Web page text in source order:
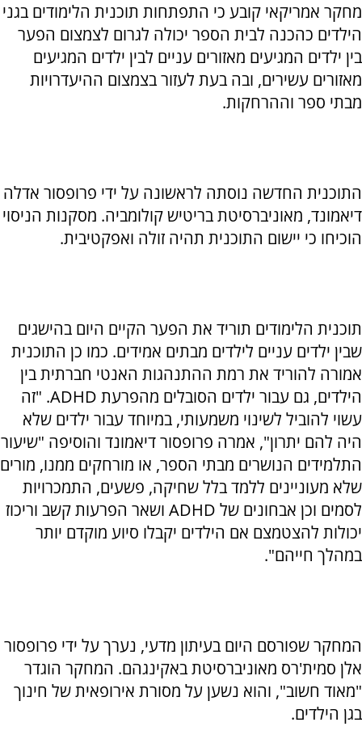
מחקר אמריקאי קובע כי התפתחות תוכנית הלימודים בגני
הילדים כהכנה לבית הספר יכולה לגרום לצמצום הפער
בין ילדים המגיעים מאזורים עניים לבין ילדים המגיעים
מאזורים עשירים, ובה בעת לעזור בצמצום ההיעדרויות
מבתי ספר וההרחקות.
התוכנית החדשה נוסתה לראשונה על ידי פרופסור אדלה
דיאמונד, מאוניברסיטת בריטיש קולומביה. מסקנות הניסוי
הוכיחו כי יישום התוכנית תהיה זולה ואפקטיבית.
תוכנית הלימודים תוריד את הפער הקיים היום בהישגים
שבין ילדים עניים לילדים מבתים אמידים. כמו כן התוכנית
אמורה להוריד את רמת ההתנהגות האנטי חברתית בין
הילדים, גם עבור ילדים הסובלים מהפרעת ADHD. "זה
עשוי להוביל לשינוי משמעותי, במיוחד עבור ילדים שלא
היה להם יתרון", אמרה פרופסור דיאמונד והוסיפה "שיעור
התלמידים הנושרים מבתי הספר, או מורחקים ממנו, מורים
שלא מעוניינים ללמד בלל שחיקה, פשעים, התמכרויות
לסמים וכן אבחונים של ADHD ושאר הפרעות קשב וריכוז
יכולות להצטמצם אם הילדים יקבלו סיוע מוקדם יותר
במהלך חייהם".
המחקר שפורסם היום בעיתון מדעי, נערך על ידי פרופסור
אלן סמית'רס מאוניברסיטת באקינגהם. המחקר הוגדר
"מאוד חשוב", והוא נשען על מסורת אירופאית של חינוך
בגן הילדים.